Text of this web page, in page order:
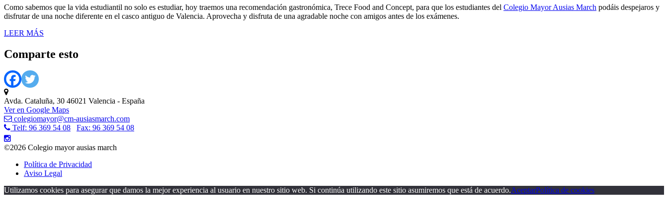
Como sabemos que la vida estudiantil no solo es estudiar, hoy traemos una recomendación gastronómica, Trece Food and Concept, para que los estudiantes del Colegio Mayor Ausias March podáis despejaros y
disfrutar de una noche diferente en el casco antiguo de Valencia. Aprovecha y disfruta de una agradable noche con amigos antes de los exámenes.
LEER MÁS
Comparte esto
Avda. Cataluña, 30 46021 Valencia - España
Ver en Google Maps
colegiomayor@cm-ausiasmarch.com
Telf: 96 369 54 08
Fax: 96 369 54 08
©2026 Colegio mayor ausias march
Política de Privacidad
Aviso Legal
Utilizamos cookies para asegurar que damos la mejor experiencia al usuario en nuestro sitio web. Si continúa utilizando este sitio asumiremos que está de acuerdo.AceptarPolítica de cookies